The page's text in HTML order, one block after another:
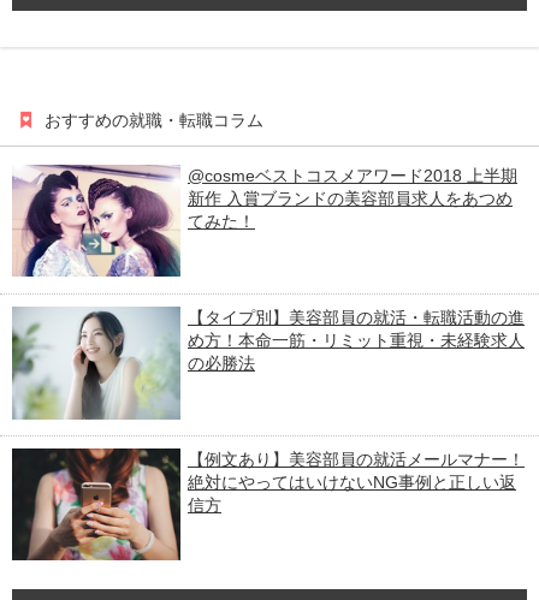
おすすめの就職・転職コラム
@cosmeベストコスメアワード2018 上半期
新作 入賞ブランドの美容部員求人をあつめ
てみた！
【タイプ別】美容部員の就活・転職活動の進
め方！本命一筋・リミット重視・未経験求人
の必勝法
【例文あり】美容部員の就活メールマナー！
絶対にやってはいけないNG事例と正しい返
信方